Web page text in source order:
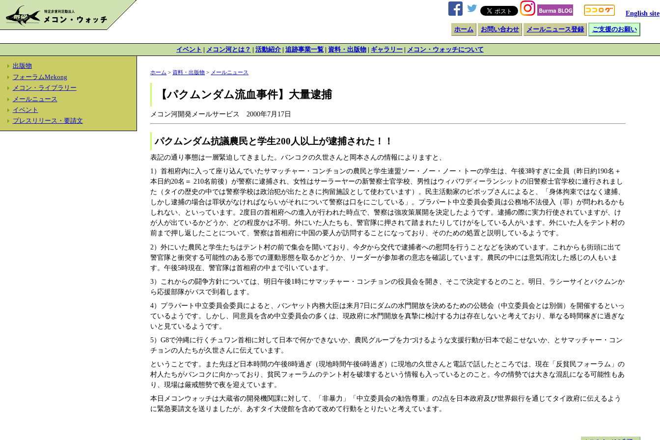
English site
ホーム お問い合わせ メールニュース登録 ご支援のお願い
イベント | メコン河とは？ | 活動紹介 | 追跡事業一覧 | 資料・出版物 | ギャラリー | メコン・ウォッチについて
出版物
フォーラムMekong
メコン・ライブラリー
メールニュース
イベント
プレスリリース・要請文
ホーム > 資料・出版物 > メールニュース
【パクムンダム流血事件】大量逮捕
メコン河開発メールサービス 2000年7月17日
パクムンダム抗議農民と学生200人以上が逮捕された！！
表記の通り事態は一層緊迫してきました。バンコクの久世さんと岡本さんの情報によりますと、
1）首相府内に入って座り込んでいたサマッチャー・コンチョンの農民と学生連盟ソー・ノー・ノー・トーの学生は、午後3時すぎに全員（昨日約190名＋
本日約20名＝ 210名前後）が警察に逮捕され、女性はサーラーヤーの新警察士官学校、男性はウィパワディーランシットの旧警察士官学校に連行されまし
た（タイの歴史の中では警察学校は政治犯が出たときに拘留施設として使わています）。民主活動家のピポップさんによると、「身体拘束ではなく逮捕、
しかし逮捕の場合は罪状がなければならいがそれについて警察は口をにごしている」。プラパート中立委員会委員は公務地不法侵入（罪）が問われるかも
しれない、といっています。2度目の首相府への進入が行われた時点で、警察は強攻策展開を決定したようです。逮捕の際に実力行使されていますが、け
が人が出ているかどうか、どの程度かは不明。外にいた人たちも、警官隊に押されて踏まれたりしてけがをしている人がいます。外にいた人をテント村の
前まで押し返したことについて、警察は首相府に中国の要人が訪問することになっており、そのための処置と説明しているようです。
2）外にいた農民と学生たちはテント村の前で集会を開いており、今夕から交代で逮捕者への慰問を行うことなどを決めています。これからも街頭に出て
警官隊と衝突する可能性のある形での運動形態を取るかどうか、リーダーが参加者の意志を確認しています。農民の中には意気消沈した感じの人もいま
す。午後5時現在、警官隊は首相府の中まで引いています。
3）これからの闘争方針については、明日午後1時にサマッチャー・コンチョンの役員会を開き、そこで決定するとのこと。明日、ラシーサイとパクムンか
ら応援部隊がバスで到着します。
4）プラパート中立委員会委員によると、バンヤット内務大臣は来月7日にダムの水門開放を決めるための公聴会（中立委員会とは別個）を開催するといっ
ているようです。しかし、同意員を含め中立委員会の多くは、現政府に水門開放を真摯に検討する力は存在しないと考えており、単なる時間稼ぎに過ぎな
いと見ているようです。
5）G8で沖縄に行くチュワン首相に対して日本で何かできないか、農民グループを力づけるような支援行動が日本で起こせないか、とサマッチャー・コン
チョンの人たちが久世さんに伝えています。
ということです。また先ほど日本時間の午後8時過ぎ（現地時間午後6時過ぎ）に現地の久世さんと電話で話したところでは、現在「反貧民フォーラム」の
村人たちがバンコクに向かっており、貧民フォーラムのテント村を破壊するという情報も入っているとのこと。今の情勢では大きな混乱になる可能性もあ
り、現場は厳戒態勢で夜を迎えています。
本日メコンウォッチは大蔵省の開発機関課に対して、「非暴力」「中立委員会の勧告尊重」の2点を日本政府及び世界銀行を通じてタイ政府に伝えるよう
に緊急要請文を送りましたが、あすタイ大使館を含めて改めて行動をとりたいと考えています。